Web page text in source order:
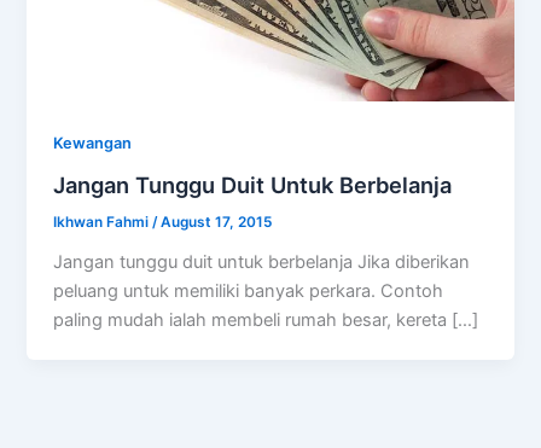
Kewangan
Jangan Tunggu Duit Untuk Berbelanja
Ikhwan Fahmi /August 17, 2015
Jangan tunggu duit untuk berbelanja Jika diberikan
peluang untuk memiliki banyak perkara. Contoh
paling mudah ialah membeli rumah besar, kereta […]